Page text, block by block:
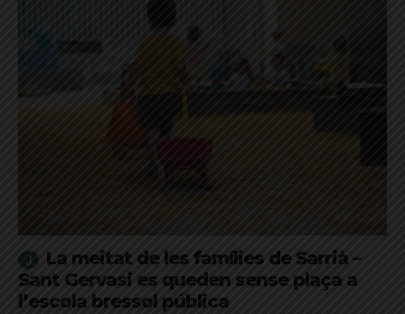
La meitat de les famílies de Sarrià –
Sant Gervasi es queden sense plaça a
l’escola bressol pública